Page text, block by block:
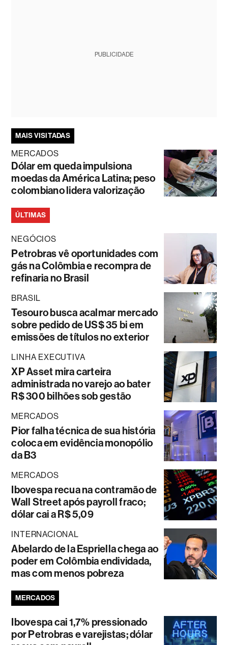
PUBLICIDADE
MAIS VISITADAS
MERCADOS
Dólar em queda impulsiona
moedas da América Latina; peso
colombiano lidera valorização
ÚLTIMAS
NEGÓCIOS
Petrobras vê oportunidades com
gás na Colômbia e recompra de
refinaria no Brasil
BRASIL
Tesouro busca acalmar mercado
sobre pedido de US$ 35 bi em
emissões de títulos no exterior
LINHA EXECUTIVA
XP Asset mira carteira
administrada no varejo ao bater
R$ 300 bilhões sob gestão
MERCADOS
Pior falha técnica de sua história
coloca em evidência monopólio
da B3
MERCADOS
Ibovespa recua na contramão de
Wall Street após payroll fraco;
dólar cai a R$ 5,09
INTERNACIONAL
Abelardo de la Espriella chega ao
poder em Colômbia endividada,
mas com menos pobreza
MERCADOS
Ibovespa cai 1,7% pressionado
por Petrobras e varejistas; dólar